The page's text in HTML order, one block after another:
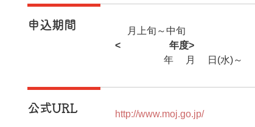
申込期間
5月上旬～中旬
<2026年度>
2026年4月1日(水)～
公式URL http://www.moj.go.jp/